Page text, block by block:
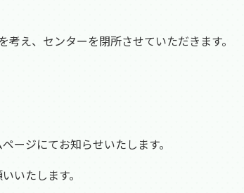
え、センターを閉所させていただきます。
ージにてお知らせいたします。
いたします。